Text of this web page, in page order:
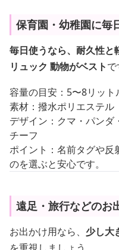
保育園・幼稚園に毎
毎日使うなら、耐久性と
リュック 動物がベストで
容量の目安：5〜8リット
素材：撥水ポリエステル
デザイン：クマ・パンダ
チーフ
ポイント：名前タグや反
のを選ぶと安心です。
遠足・旅行などのお
お出かけ用なら、 少し大